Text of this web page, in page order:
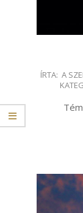
2021-
ÍRTA: A